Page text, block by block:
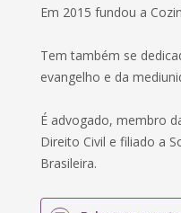
Em 2015 fundou a
Tem também se
evangelho e da
É advogado, membro
Direito Civil e filiado a
Brasileira.